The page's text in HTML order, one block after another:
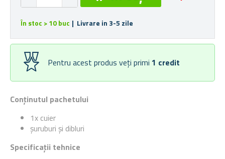
Conținutul pachetului
1x cuier
șuruburi și dibluri
Specificații tehnice
În stoc > 10 buc | Livrare in 3-5 zile
Pentru acest produs veți primi 1 credit